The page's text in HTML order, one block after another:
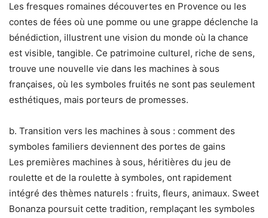
Les fresques romaines découvertes en Provence ou les
contes de fées où une pomme ou une grappe déclenche la
bénédiction, illustrent une vision du monde où la chance
est visible, tangible. Ce patrimoine culturel, riche de sens,
trouve une nouvelle vie dans les machines à sous
françaises, où les symboles fruités ne sont pas seulement
esthétiques, mais porteurs de promesses.
b. Transition vers les machines à sous : comment des
symboles familiers deviennent des portes de gains
Les premières machines à sous, héritières du jeu de
roulette et de la roulette à symboles, ont rapidement
intégré des thèmes naturels : fruits, fleurs, animaux. Sweet
Bonanza poursuit cette tradition, remplaçant les symboles